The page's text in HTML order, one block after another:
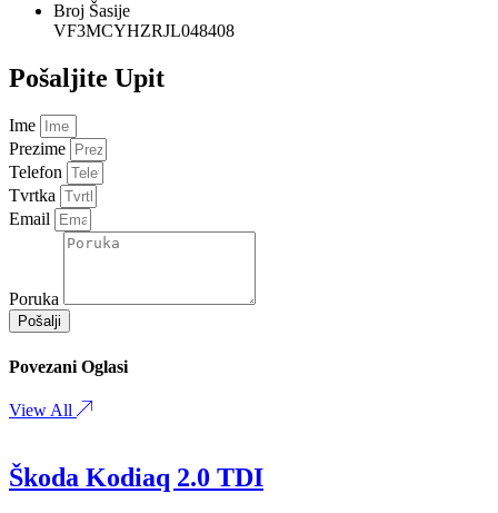
Broj Šasije
VF3MCYHZRJL048408
Pošaljite Upit
Ime
Prezime
Telefon
Tvrtka
Email
Poruka
Pošalji
Povezani Oglasi
View All
Škoda Kodiaq 2.0 TDI